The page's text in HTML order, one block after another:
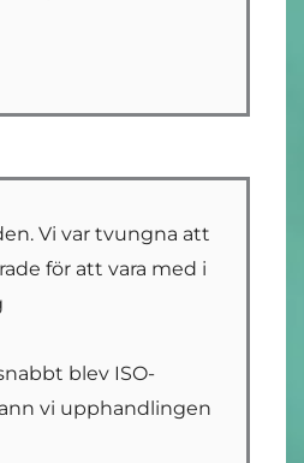
Vi var tvungna att
för att vara med i
blev ISO-
vi upphandlingen